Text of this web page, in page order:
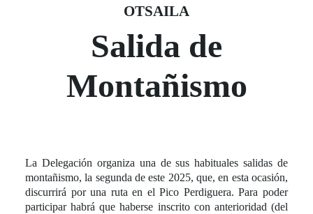
Fecha del evento
OTSAILA
08 otsaila
Salida de
Montañismo
La Delegación organiza una de sus habituales salidas de
montañismo, la segunda de este 2025, que, en esta ocasión,
discurrirá por una ruta en el Pico Perdiguera. Para poder
participar habrá que haberse inscrito con anterioridad (del